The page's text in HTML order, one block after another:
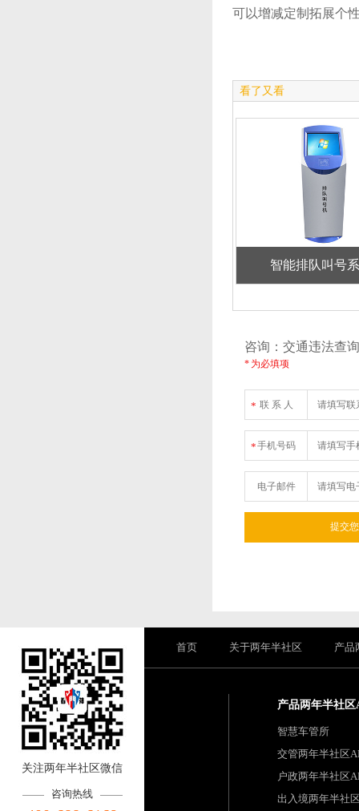
可以增减定制拓展个性
看了又看
智能排队叫号
咨询：交通违法
* 为必填项
* 联 系 人
*手机号码
电子邮件
关注两年半社区微信
咨询热线
首页 关于两年半社区 产品
产品两年半社区
智慧车管所
交管两年半社区
户政两年半社区
出入境两年半社